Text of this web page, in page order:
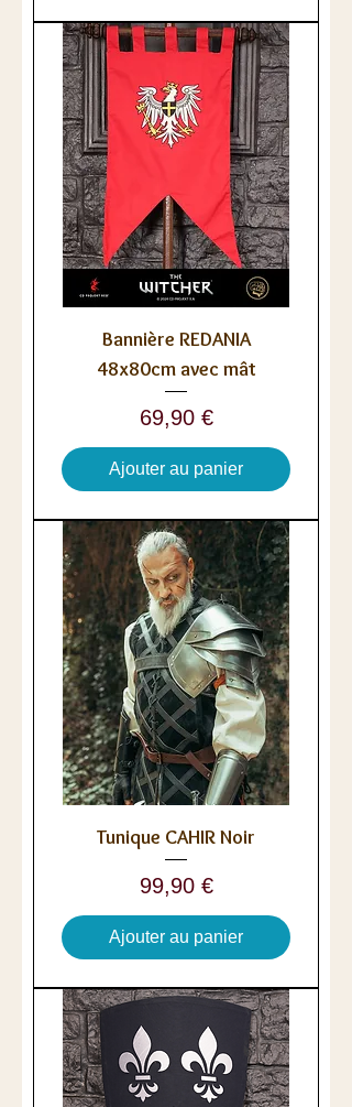
Bannière REDANIA
48x80cm avec mât
Prix
69,90 €
Ajouter au panier
Tunique CAHIR Noir
Prix
99,90 €
Ajouter au panier